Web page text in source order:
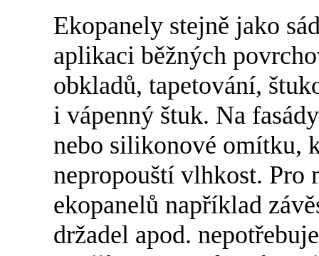
Ekopanely stejně jako
aplikaci běžných
obkladů, tapetování,
i vápenný štuk. Na
nebo silikonové omítku,
nepropouští vlhkost. Pro
ekopanelů například
držadel apod.